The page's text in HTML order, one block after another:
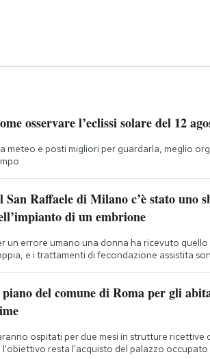
osservare l’eclissi solare del 12
meteo e posti migliori per guardarla, meglio
San Raffaele di Milano c’è stato uno
di un embrione
un errore umano una donna ha ricevuto quello
e i trattamenti di fecondazione assistita
del comune di Roma per gli
ospitati per due mesi in strutture ricettive
l'obiettivo resta l'acquisto del palazzo occupato